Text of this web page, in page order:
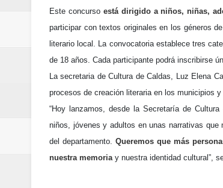
Regionetnoticias /
Regionetnoticias /
ecoeficientes en
terrestre para la
Este concurso está dirigido a niños, niñas,
participar con textos originales en los géneros de
literario local. La convocatoria establece tres
de 18 años. Cada participante podrá inscribirse
La secretaria de Cultura de Caldas, Luz Elena
procesos de creación literaria en los municipios
“Hoy lanzamos, desde la Secretaría de
niños, jóvenes y adultos en unas narrativas
del departamento.Queremos que más
nuestra memoria y nuestra identidad cultural”,